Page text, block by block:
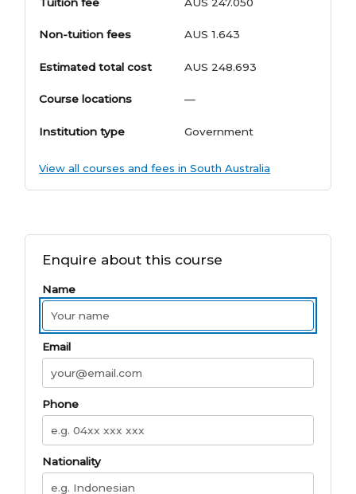
Non-tuition fees AUS 1.643
Estimated total cost AUS 248.693
Course locations —
Institution type Government
View all courses and fees in South Australia
Enquire about this course
Name
Email
Phone
Nationality